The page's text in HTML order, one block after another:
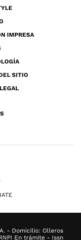
IMPRESA
SITIO
- Domicilio: Olleros
En trámite - Issn